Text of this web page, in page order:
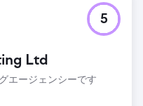
Ltd
エージェンシーです
5